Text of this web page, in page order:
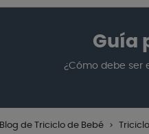
Guía
¿Cómo debe ser
Blog de Triciclo de Bebé